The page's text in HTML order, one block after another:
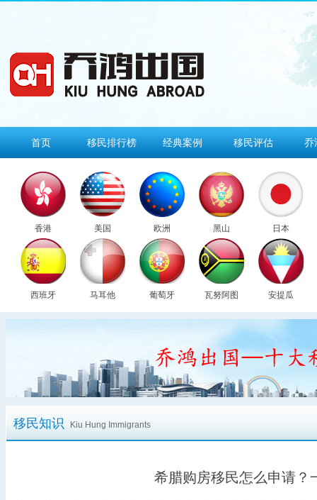
首页 移民排行榜 经典案例 移民评估 乔
香港 美国 欧洲 黑山 日本
西班牙 马耳他 葡萄牙 瓦努阿图 安提瓜
移民知识 Kiu Hung Immigrants
希腊购房移民怎么申请